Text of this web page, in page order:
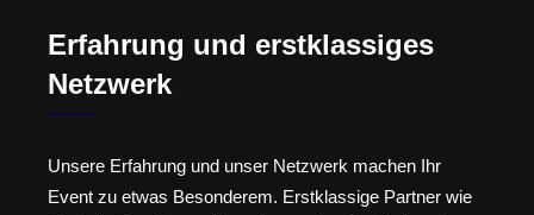
Erfahrung und erstklassiges
Netzwerk
Unsere Erfahrung und unser Netzwerk machen Ihr
Event zu etwas Besonderem. Erstklassige Partner wie